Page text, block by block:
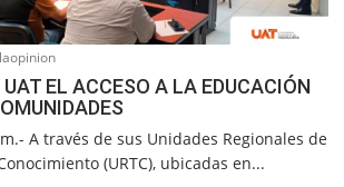
laopinion
EL ACCESO A LA EDUCACIÓN
A través de sus Unidades Regionales de
(URTC), ubicadas en...